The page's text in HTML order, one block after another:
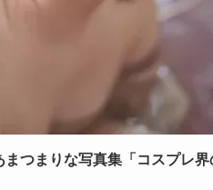
まつまりな写真集「コスプレ界